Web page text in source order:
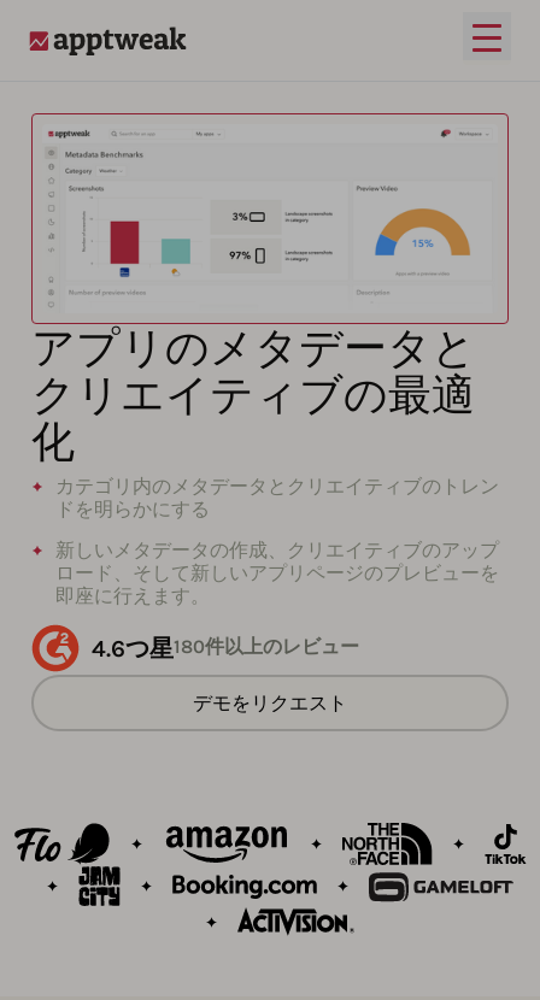
メイ
アプリのメタデータと
クリエイティブの最適
化
カテゴリ内のメタデータとクリエイティブのトレン
ドを明らかにする
新しいメタデータの作成、クリエイティブのアップ
ロード、そして新しいアプリページのプレビューを
即座に行えます。
4.6つ星180件以上のレビュー
デモをリクエスト